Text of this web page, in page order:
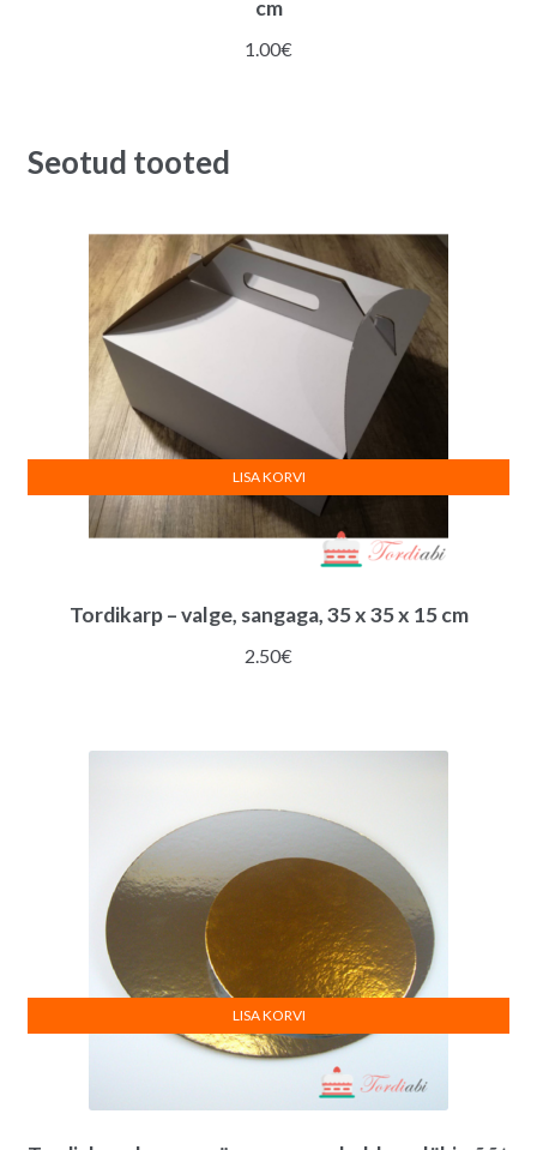
cm
1.00€
Seotud tooted
Tordikarp – valge, sangaga, 35 x 35 x 15 cm
2.50€
LISA KORVI
LISA KORVI